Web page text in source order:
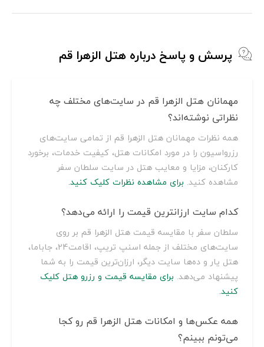
پرسش و پاسخ درباره هتل الزهرا قم
مهمانان هتل الزهرا قم در سایت‌های مختلف چه
نظراتی نوشته‌اند؟
همه نظرات مهمانان هتل الزهرا قم از تمامی سایت‌های
رزرواسیون را در مورد امکانات هتل، کیفیت خدمات، برخورد
کارکنان، مزایا و معایب هتل در سایت سلطان سفر
مشاهده کنید. برای مشاهده نظرات کلیک کنید.
کدام سایت ارزانترین قیمت را ارائه می‌دهد؟
سلطان سفر با مقایسه قیمت هتل الزهرا قم بر روی
سایت‌های مختلف از جمله اسنپ تریپ، اقامت24، جاباما،
هتل یار و ده‌ها سایت دیگر، ارزان‌ترین قیمت را به شما
پیشنهاد می‌دهد. برای مقایسه قیمت و رزرو هتل کلیک
کنید.
همه عکس‌ها و امکانات هتل الزهرا قم رو کجا
می‌تونم ببینم؟